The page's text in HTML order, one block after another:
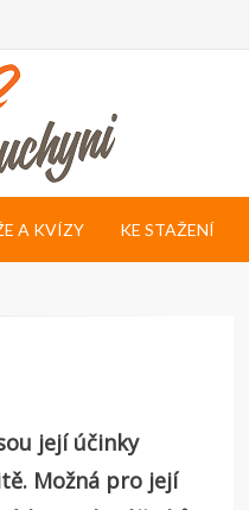
A KVÍZY KE STAŽENÍ
její účinky
Možná pro její